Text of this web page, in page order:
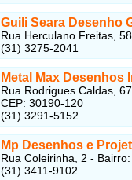
Guili Seara Desenho
Rua Herculano Freitas,
(31) 3275-2041
Metal Max Desenhos
Rua Rodrigues Caldas,
CEP: 30190-120
(31) 3291-5152
Mp Desenhos e
Rua Coleirinha, 2 -
(31) 3411-9102